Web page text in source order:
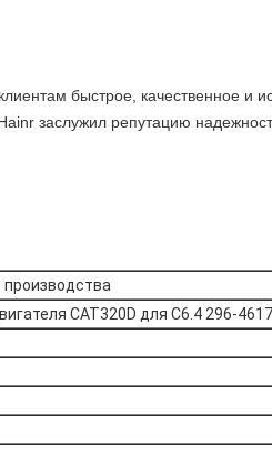
быстрое, качественное и
заслужил репутацию
CAT320D для C6.4 296-4617